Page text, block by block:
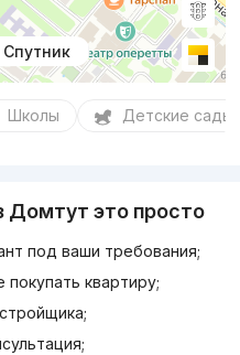
Спутник
Школы Детские сады
Домтут это просто
под ваши требования;
квартиру;